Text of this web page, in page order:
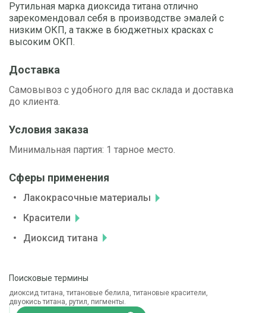
Рутильная марка диоксида титана отлично
зарекомендовал себя в производстве эмалей с
низким ОКП, а также в бюджетных красках с
высоким ОКП.
Доставка
Самовывоз с удобного для вас склада и доставка
до клиента.
Условия заказа
Минимальная партия: 1 тарное место.
Сферы применения
Лакокрасочные материалы
Красители
Диоксид титана
Поисковые термины
диоксид титана, титановые белила, титановые красители,
двуокись титана, рутил, пигменты.